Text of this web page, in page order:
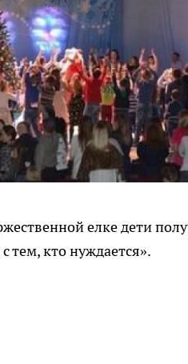
елке дети
тем, кто нуждается».